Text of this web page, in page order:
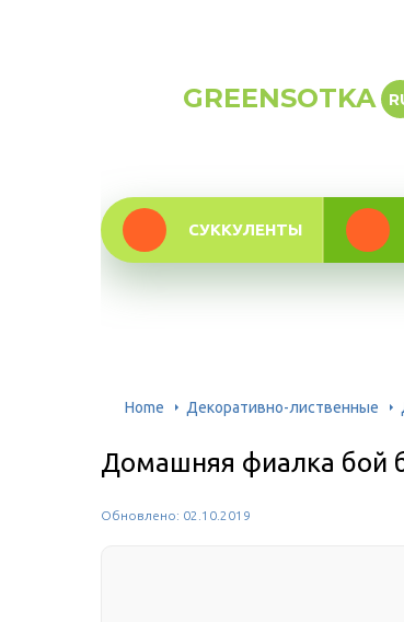
GREENSOTKA
СУККУЛЕНТЫ
Home Декоративно-лиственные
Домашняя фиалка бой
Обновлено: 02.10.2019